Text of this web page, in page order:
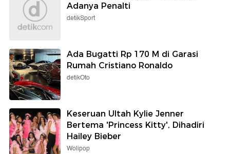
Adanya Penalti
detikSport
Ada Bugatti Rp 170 M di Garasi
Rumah Cristiano Ronaldo
detikOto
Keseruan Ultah Kylie Jenner
Bertema 'Princess Kitty', Dihadiri
Hailey Bieber
Wolipop